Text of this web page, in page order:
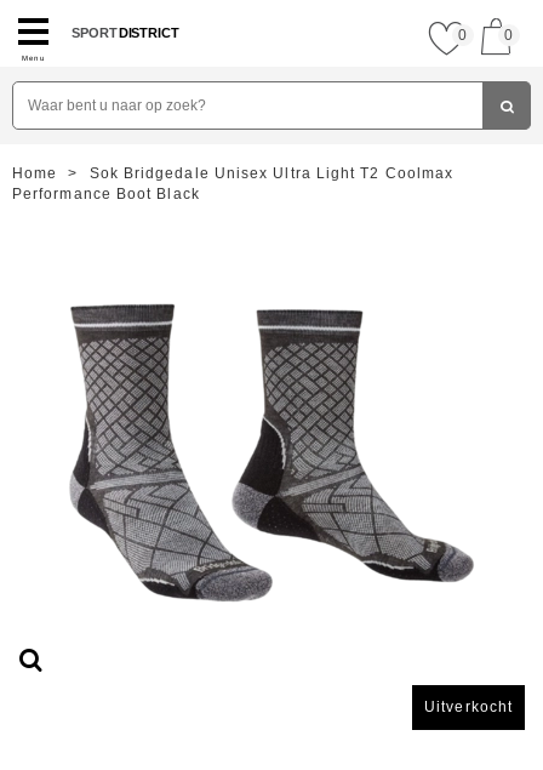
Menu
SPORTDISTRICT 0 0
Home >
Sok Bridgedale Unisex Ultra Light T2 Coolmax
Performance Boot Black
Uitverkocht